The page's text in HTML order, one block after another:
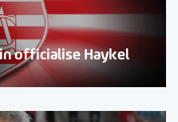
officialise Haykel